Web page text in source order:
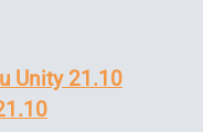
Unity 21.10